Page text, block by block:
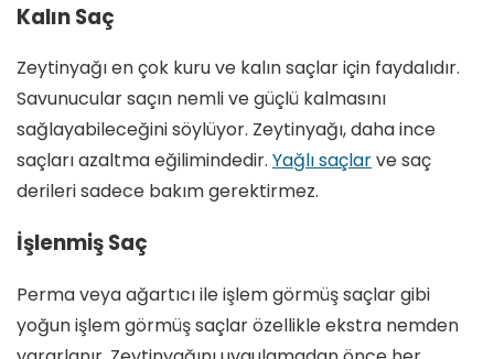
Kalın Saç
Zeytinyağı en çok kuru ve kalın saçlar için faydalıdır.
Savunucular saçın nemli ve güçlü kalmasını
sağlayabileceğini söylüyor. Zeytinyağı, daha ince
saçları azaltma eğilimindedir. Yağlı saçlarve saç
derileri sadece bakım gerektirmez.
İşlenmiş Saç
Perma veya ağartıcı ile işlem görmüş saçlar gibi
yoğun işlem görmüş saçlar özellikle ekstra nemden